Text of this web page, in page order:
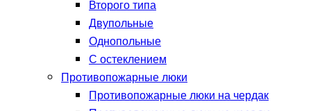
Второго типа
Двупольные
Однопольные
С остеклением
Противопожарные люки
Противопожарные люки на чердак